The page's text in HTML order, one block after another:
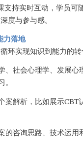
支持实时互动，学员可
度与参与感。
力落地
环实现知识到能力的转
、社会心理学、发展
。
案解析，比如展示CBT
的咨询思路、技术运